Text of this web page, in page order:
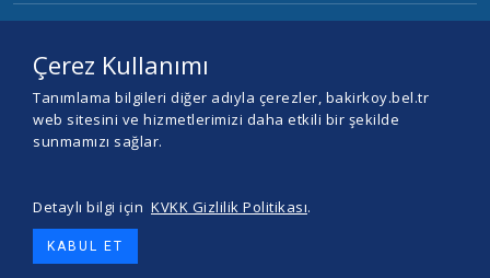
© 2026 BAKIRKÖY BELEDİYESİ -
Çerez Kullanımı
Tanımlama bilgileri diğer adıyla çerezler, bakirkoy.bel.tr
web sitesini ve hizmetlerimizi daha etkili bir şekilde
sunmamızı sağlar.
Detaylı bilgi için KVKK Gizlilik Politikası.
KABUL ET